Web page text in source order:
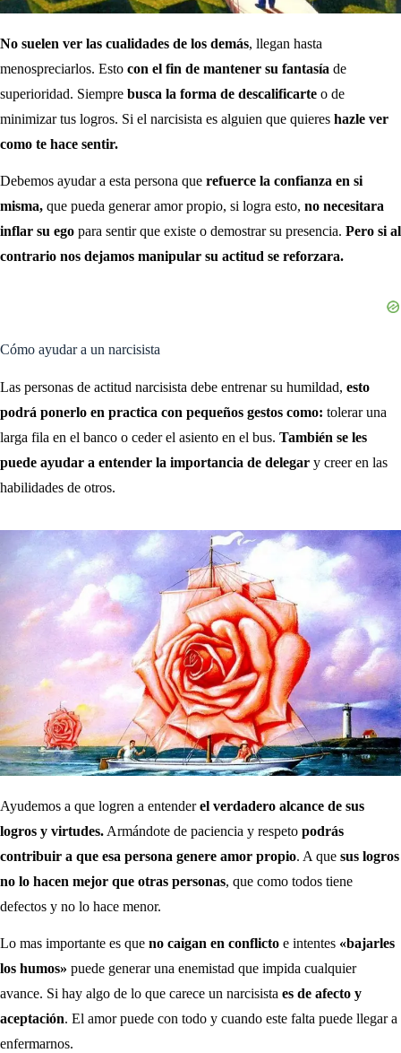
No suelen ver las cualidades de los demás, llegan hasta
menospreciarlos. Esto con el fin de mantener su fantasía de
superioridad. Siempre busca la forma de descalificarte o de
minimizar tus logros. Si el narcisista es alguien que quieres hazle ver
como te hace sentir.
Debemos ayudar a esta persona que refuerce la confianza en si
misma, que pueda generar amor propio, si logra esto, no necesitara
inflar su ego para sentir que existe o demostrar su presencia. Pero si al
contrario nos dejamos manipular su actitud se reforzara.
Cómo ayudar a un narcisista
Las personas de actitud narcisista debe entrenar su humildad, esto
podrá ponerlo en practica con pequeños gestos como: tolerar una
larga fila en el banco o ceder el asiento en el bus. También se les
puede ayudar a entender la importancia de delegar y creer en las
habilidades de otros.
Ayudemos a que logren a entenderel verdadero alcance de sus
logros y virtudes. Armándote de paciencia y respeto podrás
contribuir a que esa persona genere amor propio. A que sus logros
no lo hacen mejor que otras personas, que como todos tiene
defectos y no lo hace menor.
Lo mas importante es que no caigan en conflicto e intentes «bajarles
los humos» puede generar una enemistad que impida cualquier
avance. Si hay algo de lo que carece un narcisista es de afecto y
aceptación. El amor puede con todo y cuando este falta puede llegar a
enfermarnos.